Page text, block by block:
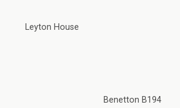
Leyton House
Benetton B194